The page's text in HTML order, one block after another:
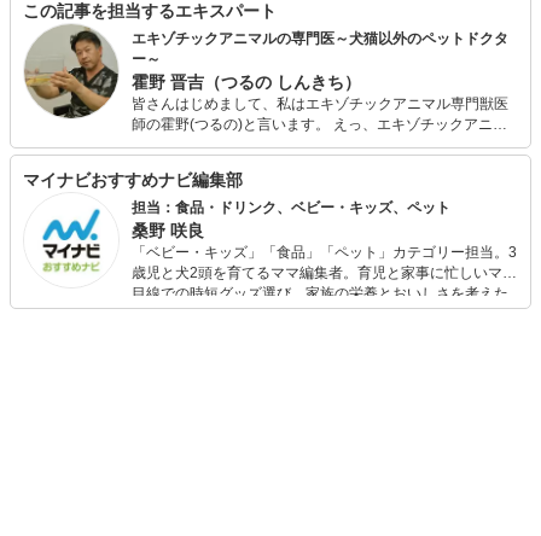
この記事を担当するエキスパート
エキゾチックアニマルの専門医～犬猫以外のペットドクタ
ー～
霍野 晋吉（つるの しんきち）
皆さんはじめまして、私はエキゾチックアニマル専門獣医
師の霍野(つるの)と言います。 えっ、エキゾチックアニマ
ルって言葉知りませんか？ウサギやハムスター、インコや
の専門病院である『エキゾチックペットクリニック』を開
業しました。症例数は月に400件を超えているベテラン獣
医師です。他にもエキゾチックアニマルのセミナーも企画
し、沢山の医療や飼育の書籍を執筆しています。 もっとエ
キゾチックアニマルの情報を知りたい方は、【Dr.ツルのエ
キゾチックアニマル情報室】をご覧になってください。専
門獣医師によるサイトですので、他にはない病気の記事も
マイナビおすすめナビ編集部
担当：食品・ドリンク、ベビー・キッズ、ペット
桑野 咲良
「ベビー・キッズ」「食品」「ペット」カテゴリー担当。3
歳児と犬2頭を育てるママ編集者。育児と家事に忙しいママ
目線での時短グッズ選び、家族の栄養とおいしさを考えた
食品選び、束の間のリラックスタイムを楽しむためのスイ